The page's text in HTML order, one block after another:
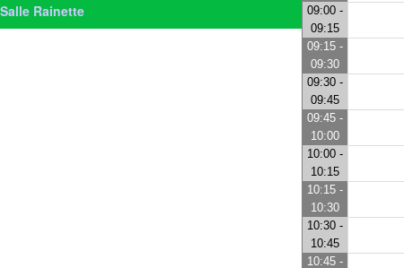
Salle Rainette
09:00 -
09:15
09:15 -
09:30
09:30 -
09:45
09:45 -
10:00
10:00 -
10:15
10:15 -
10:30
10:30 -
10:45
10:45 -